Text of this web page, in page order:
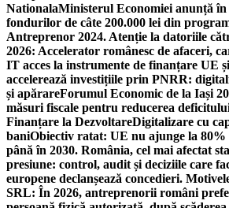
NationalaMinisterul Economiei anunță în
fondurilor de câte 200.000 lei din
Antreprenor 2024. Atenție la datoriile
2026: Accelerator românesc de afaceri,
IT acces la instrumente de finanțare UE
accelerează investițiile prin PNRR:
și apărareForumul Economic de la Iași
măsuri fiscale pentru reducerea
Finanțare la DezvoltareDigitalizare cu
baniObiectiv ratat: UE nu ajunge la 80%
până în 2030. România, cel mai afectat
presiune: control, audit și deciziile care
europene declanșează concedieri.
SRL: În 2026, antreprenorii români